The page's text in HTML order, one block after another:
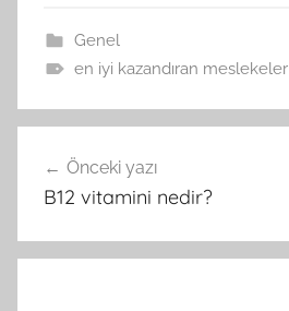
Genel
en iyi kazandıran meslekeler
gezinmesi
Önceki yazı
B12 vitamini nedir?